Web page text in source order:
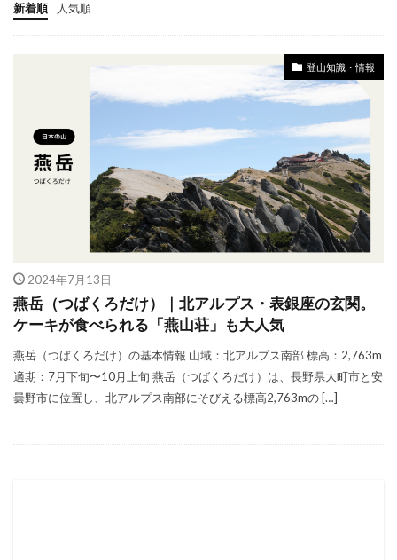
新着順 人気順
登山知識・情報
2024年7月13日
燕岳（つばくろだけ）｜北アルプス・表銀座の玄関。
ケーキが食べられる「燕山荘」も大人気
燕岳（つばくろだけ）の基本情報 山域：北アルプス南部 標高：2,763m
適期：7月下旬〜10月上旬 燕岳（つばくろだけ）は、長野県大町市と安
曇野市に位置し、北アルプス南部にそびえる標高2,763mの […]
南アルプス
山梨県の山歩き
島根県の山歩き
御前山
御岳山
新・花の百名山
新日本百名山
日本の山
日本三大岩場
日本夜景100選
日本百名山
朝熊山
東京の山歩き
東京都の山歩き
栃木県の山歩き
棒ノ折山
檜洞丸
瑞牆山 登山アプリ
登山ブランド
登山マナー
登山映画
神奈川県の山歩き
美の山
群馬県の山歩き
花の百名山
行動食
表銀座
袈裟丸山 赤岳
里山活動
長野県の山歩き
関東の山歩き
隠岐諸島